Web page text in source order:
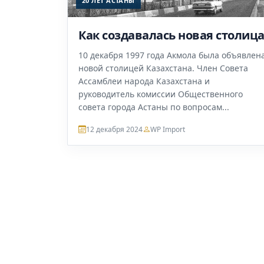
Как создавалась новая столица
10 декабря 1997 года Акмола была
новой столицей Казахстана. Член Совета
Ассамблеи народа Казахстана и
руководитель комиссии Общественного
совета города Астаны по вопросам...
12 декабря 2024 WP Import